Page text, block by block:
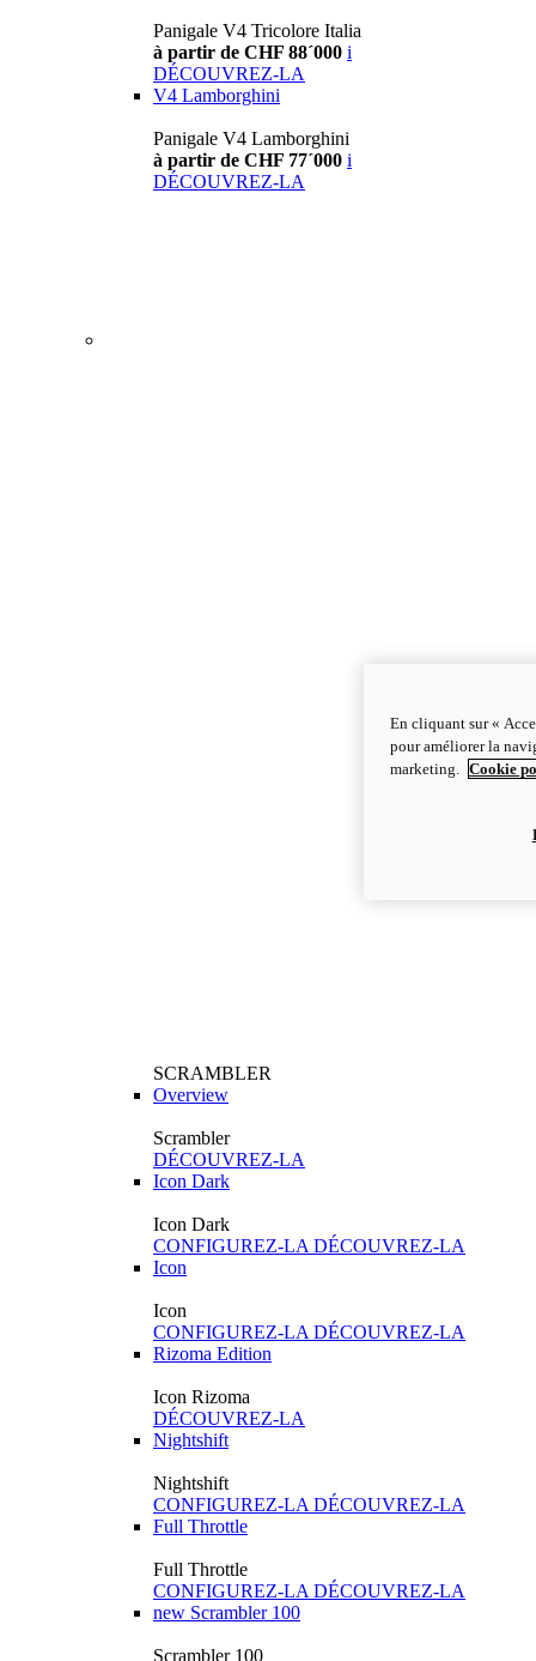
Panigale V4 Tricolore Italia
à partir de CHF 88´000 i
DÉCOUVREZ-LA
V4 Lamborghini
Panigale V4 Lamborghini
à partir de CHF 77´000 i
DÉCOUVREZ-LA
SCRAMBLER
Overview
Scrambler
DÉCOUVREZ-LA
Icon Dark
Icon Dark
CONFIGUREZ-LA DÉCOUVREZ-LA
Icon
Icon
CONFIGUREZ-LA DÉCOUVREZ-LA
Rizoma Edition
Icon Rizoma
DÉCOUVREZ-LA
Nightshift
Nightshift
CONFIGUREZ-LA DÉCOUVREZ-LA
Full Throttle
Full Throttle
CONFIGUREZ-LA DÉCOUVREZ-LA
new Scrambler 100
Scrambler 100
En cliquant sur «
pour améliorer la
marketing.
Cookie